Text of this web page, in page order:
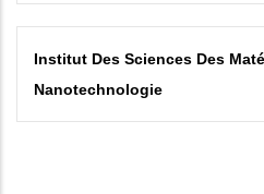
Institut Des Sciences Des
Nanotechnologie